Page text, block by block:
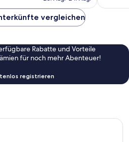
vergleichen
Rabatte und Vorteile
für noch mehr Abenteuer!
registrieren